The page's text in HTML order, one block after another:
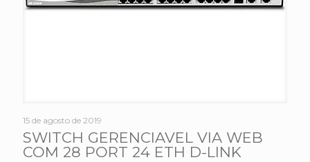
15 de agosto de 2019
SWITCH GERENCIAVEL VIA WEB
COM 28 PORT 24 ETH D-LINK